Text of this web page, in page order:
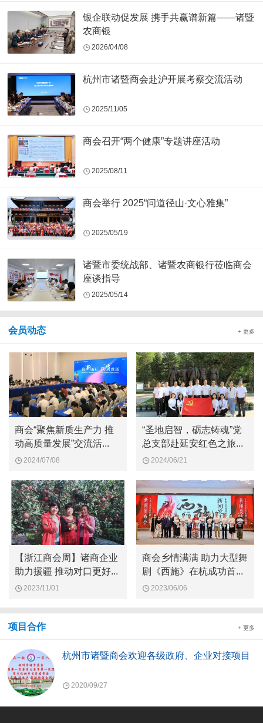
银企联动促发展 携手共赢谱新篇——诸暨
农商银
2026/04/08
杭州市诸暨商会赴沪开展考察交流活动
2025/11/05
商会召开“两个健康”专题讲座活动
2025/08/11
商会举行 2025“问道径山·文心雅集”
2025/05/19
诸暨市委统战部、诸暨农商银行莅临商会
座谈指导
2025/05/14
会员动态 + 更多
商会“聚焦新质生产力 推
动高质量发展”交流活...
2024/07/08
“圣地启智，砺志铸魂”党
总支部赴延安红色之旅...
2024/06/21
【浙江商会周】诸商企业
助力援疆 推动对口更好...
2023/11/01
商会乡情满满 助力大型舞
剧《西施》在杭成功首...
2023/06/06
项目合作 + 更多
杭州市诸暨商会欢迎各级政府、企业对接项目
2020/09/27